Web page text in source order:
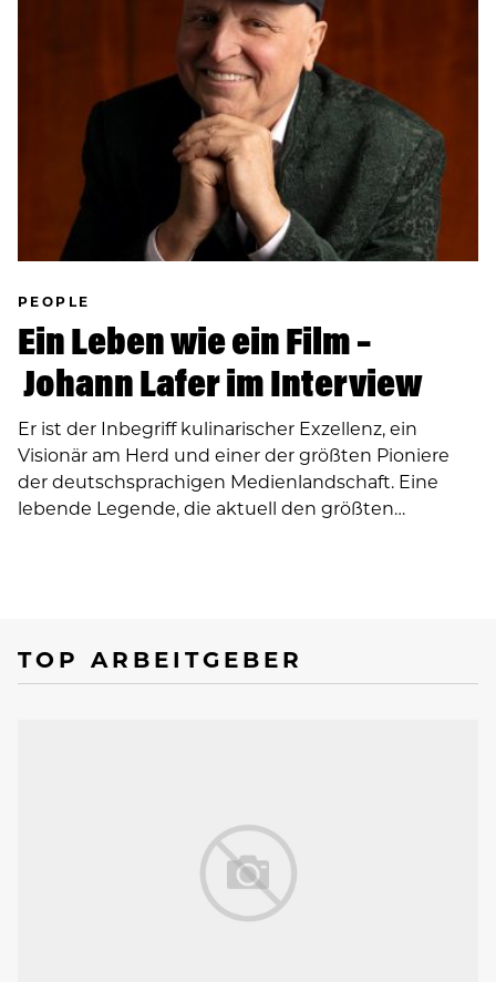
PEOPLE
Ein Leben wie ein Film –
Johann Lafer im Interview
Er ist der Inbegriff kulinarischer Exzellenz, ein
Visionär am Herd und einer der größten Pioniere
der deutschsprachigen Medienlandschaft. Eine
lebende Legende, die aktuell den größten…
TOP ARBEITGEBER